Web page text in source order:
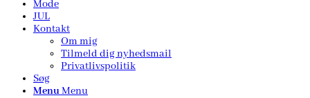
Mode
JUL
Kontakt
Om mig
Tilmeld dig nyhedsmail
Privatlivspolitik
Søg
MenuMenu